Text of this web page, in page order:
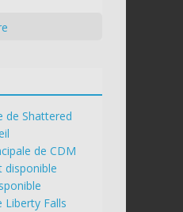
de Shattered
de CDM
disponible
Liberty Falls